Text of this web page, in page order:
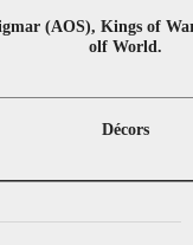
(AOS), Kings of
olf World.
Décors